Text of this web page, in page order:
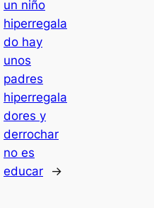
un niño
hiperregala
do hay
unos
padres
hiperregala
dores y
derrochar
no es
educar
→